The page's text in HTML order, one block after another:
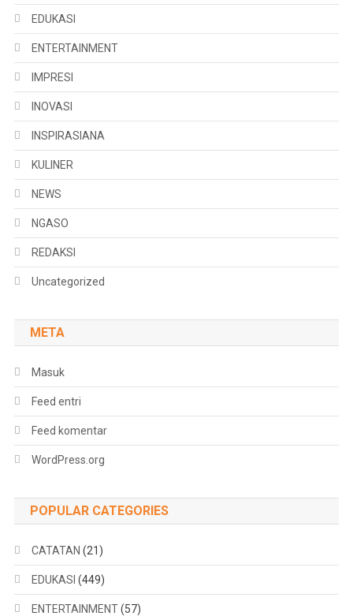
EDUKASI
ENTERTAINMENT
IMPRESI
INOVASI
INSPIRASIANA
KULINER
NEWS
NGASO
REDAKSI
Uncategorized
META
Masuk
Feed entri
Feed komentar
WordPress.org
POPULAR CATEGORIES
CATATAN (21)
EDUKASI (449)
ENTERTAINMENT(57)